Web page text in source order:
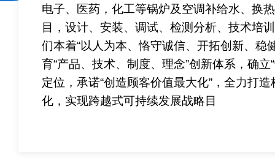
电子、医药，化工等锅炉及空调补给水、换
目，设计、安装、调试、检测分析、技术培
们本着“以人为本、恪守诚信、开拓创新、稳
育“产品、技术、制度、理念”创新体系，确
定位，承诺“创造顾客价值最大化”，全力打
化，实现跨越式可持续发展战略目